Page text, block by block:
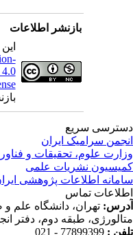
بازنشر اطلاعات
4.0
سریع
سرامیک ایران
علوم، تحقیقات و
نشریات علمی
اطلاعات پژوهشی ایران
تماس
تهران، دانشگاه علم و
طبقه دوم، دفتر
:
77899399 - 021